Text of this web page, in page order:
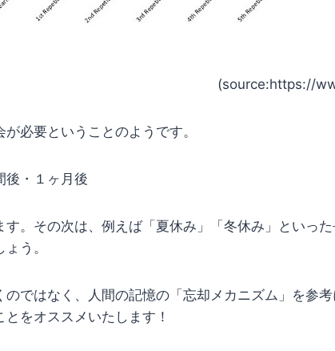
(source:https://
必要ということのようです。
後・１ヶ月後
す。その次は、例えば「夏休み」「冬休み」といっ
う。
ではなく、人間の記憶の「忘却メカニズム」を参考
とをオススメいたします！